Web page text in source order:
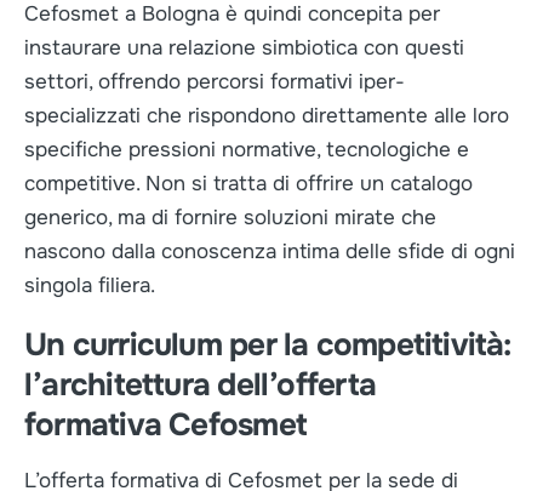
Cefosmet a Bologna è quindi concepita per
instaurare una relazione simbiotica con questi
settori, offrendo percorsi formativi iper-
specializzati che rispondono direttamente alle loro
specifiche pressioni normative, tecnologiche e
competitive. Non si tratta di offrire un catalogo
generico, ma di fornire soluzioni mirate che
nascono dalla conoscenza intima delle sfide di ogni
singola filiera.
Un curriculum per la competitività:
l’architettura dell’offerta
formativa Cefosmet
L’offerta formativa di Cefosmet per la sede di